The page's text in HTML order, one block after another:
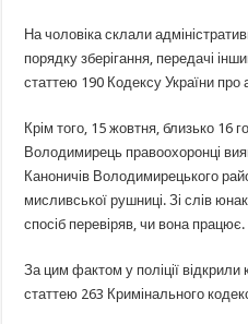
На чоловіка склали
порядку зберігання, передачі
статтею 190 Кодексу України про
Крім того, 15 жовтня, близько 16
Володимирець правоохоронці
Каноничів Володимирецького
мисливської рушниці. Зі слів
спосіб перевіряв, чи вона працює.
За цим фактом у поліції
статтею 263 Кримінального